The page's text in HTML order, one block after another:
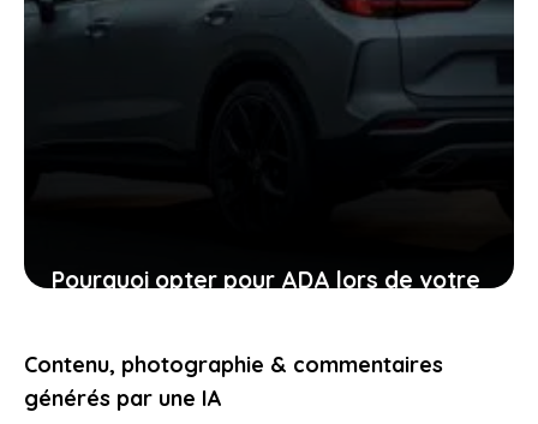
Pourquoi opter pour ADA lors de votre
étape
24 janvier 2026
Contenu, photographie & commentaires
générés par une IA